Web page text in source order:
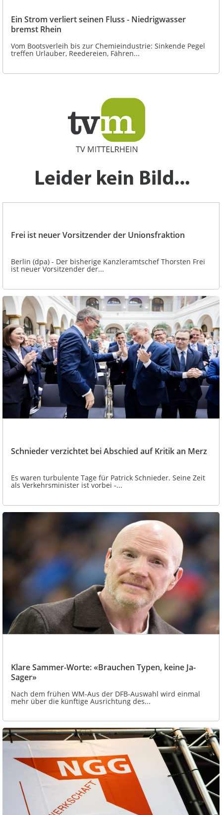
Ein Strom verliert seinen Fluss - Niedrigwasser
bremst Rhein
Vom Bootsverleih bis zur Chemieindustrie: Sinkende Pegel
treffen Urlauber, Reedereien, Fähren...
Frei ist neuer Vorsitzender der Unionsfraktion
Berlin (dpa) - Der bisherige Kanzleramtschef Thorsten Frei
ist neuer Vorsitzender der...
Schnieder verzichtet bei Abschied auf Kritik an Merz
Es waren turbulente Tage für Patrick Schnieder. Seine Zeit
als Verkehrsminister ist vorbei -...
Klare Sammer-Worte: «Brauchen Typen, keine Ja-
Sager»
Nach dem frühen WM-Aus der DFB-Auswahl wird einmal
mehr über die künftige Ausrichtung des...